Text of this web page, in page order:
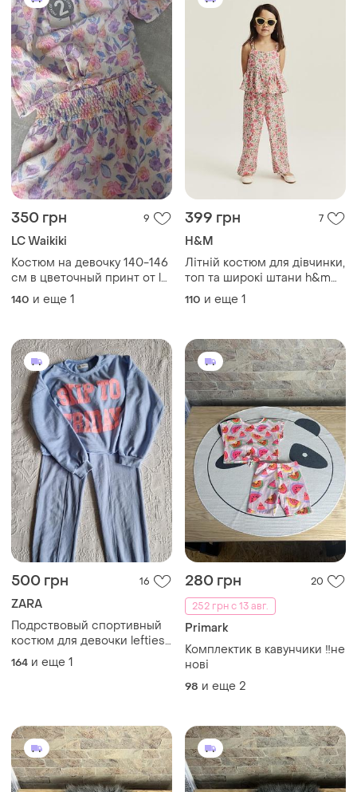
350 грн 9
LC Waikiki
Костюм на девочку 140-146
см в цветочный принт от lc
walkiki
140 и еще 1
399 грн 7
H&M
Літній костюм для дівчинки,
топ та широкі штани h&m
4-5-6 років
110 и еще 1
500 грн 16
ZARA
Подрствовый спортивный
костюм для девочки lefties
girls zara
164 и еще 1
280 грн
20
252 грн с 13 авг.
Primark
Комплектик в кавунчики ‼️не
нові
98 и еще 2